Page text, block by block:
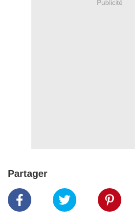
Publicité
Partager